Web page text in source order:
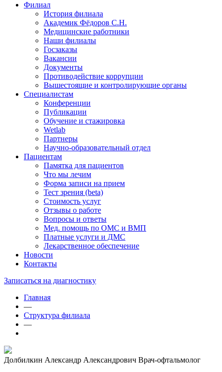
Филиал
История филиала
Академик Фёдоров С.Н.
Медицинские работники
Наши филиалы
Госзаказы
Вакансии
Документы
Противодействие коррупции
Вышестоящие и контролирующие органы
Специалистам
Конференции
Публикации
Обучение и стажировка
Wetlab
Партнеры
Научно-образовательный отдел
Пациентам
Памятка для пациентов
Что мы лечим
Форма записи на прием
Тест зрения (beta)
Стоимость услуг
Отзывы о работе
Вопросы и ответы
Мед. помощь по ОМС и ВМП
Платные услуги и ДМС
Лекарственное обеспечение
Новости
Контакты
Записаться на диагностику
Главная
—
Структура филиала
—
Долбилкин Александр Александрович Врач-офтальмолог